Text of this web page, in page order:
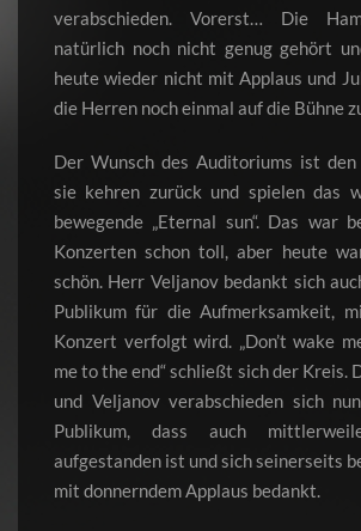
verabschieden. Vorerst… Die
natürlich noch nicht genug gehört
heute wieder nicht mit Applaus und
die Herren noch einmal auf die Bühne
Der Wunsch des Auditoriums ist
sie kehren zurück und spielen das
bewegende „Eternal sun“. Das war
Konzerten schon toll, aber heute
schön. Herr Veljanov bedankt sich
Publikum für die Aufmerksamkeit,
Konzert verfolgt wird. „Don’t wake
me to the end“ schließt sich der Kreis.
und Veljanov verabschieden sich
Publikum, dass auch
aufgestanden ist und sich seinerseits
mit donnerndem Applaus bedankt.